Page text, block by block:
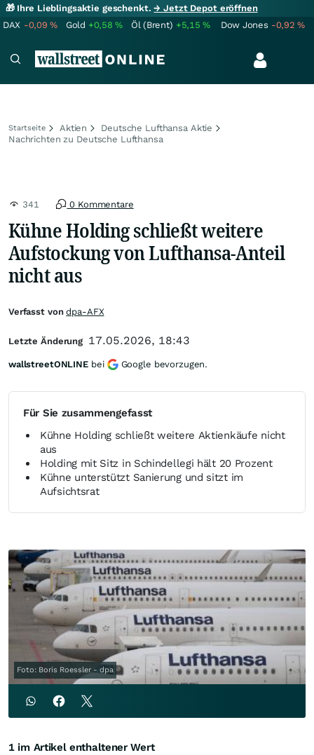
🎁 Ihre Lieblingsaktie geschenkt.→ Jetzt Depot eröffnen
DAX -0,09% Gold +0,58% Öl (Brent) +5,15% Dow Jones -0,92%
Startseite Aktien
Deutsche Lufthansa Aktie
Nachrichten zu Deutsche Lufthansa
341 0 Kommentare
Kühne Holding schließt weitere
Aufstockung von Lufthansa-Anteil
nicht aus
Für Sie zusammengefasst
Kühne Holding schließt weitere Aktienkäufe nicht
aus
Holding mit Sitz in Schindellegi hält 20 Prozent
Kühne unterstützt Sanierung und sitzt im
Aufsichtsrat
Foto: Boris Roessler - dpa
Verfasst vondpa-AFX
Letzte Änderung 17.05.2026, 18:43
wallstreetONLINE bei Google bevorzugen.
1 im Artikel enthaltener Wert